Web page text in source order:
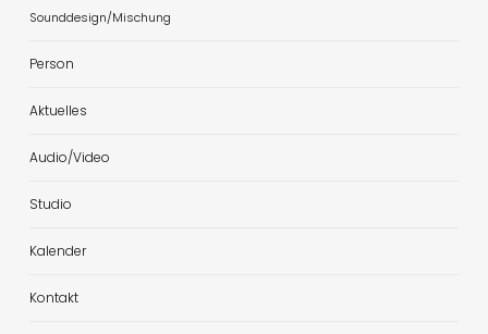
Sounddesign/Mischung
Person
Aktuelles
Audio/Video
Studio
Kalender
Kontakt